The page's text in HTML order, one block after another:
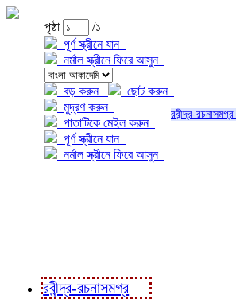
পৃষ্ঠা
/১
পূর্ণ স্ক্রীনে যান
নর্মাল স্ক্রীনে ফিরে আসুন
বড় করুন
ছোট করুন
মুদ্রণ করুন
পাতাটিকে মেইল করুন
পূর্ণ স্ক্রীনে যান
নর্মাল স্ক্রীনে ফিরে আসুন
রবীন্দ্র-রচনাসমগ্র
রবীন্দ্র-রচনাসমগ্র